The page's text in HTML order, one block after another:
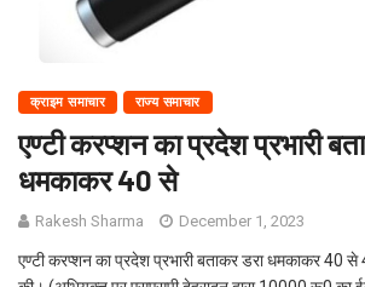
क्राइम समाचार राज्य समाचार
एण्टी करप्शन का प्रदेश प्रभारी
धमकाकर 40 से
Rakesh Sharma December 1, 2023
एण्टी करप्शन का प्रदेश प्रभारी बताकर डरा धमकाकर 40